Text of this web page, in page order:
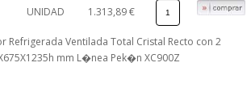
COCINA
UNIDAD 1.313,89 €
Refrigerada Ventilada Total Cristal Recto con 2
mm L�nea Pek�n XC900Z